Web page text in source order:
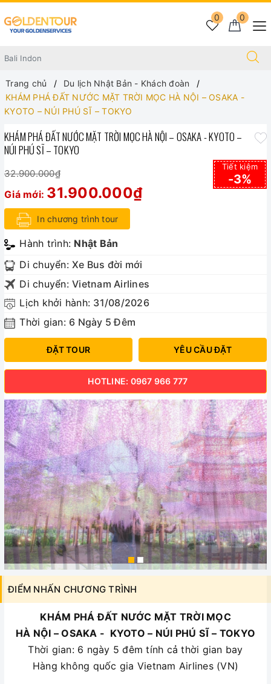
0
0
Trang chủ
Du lịch Nhật Bản - Khách đoàn
KHÁM PHÁ ĐẤT NƯỚC MẶT TRỜI MỌC HÀ NỘI – OSAKA -
KYOTO – NÚI PHÚ SĨ – TOKYO
ĐIỂM NHẤN CHƯƠNG TRÌNH
KHÁM PHÁ ĐẤT NƯỚC MẶT TRỜI MỌC
HÀ NỘI – OSAKA - KYOTO – NÚI PHÚ SĨ – TOKYO
Thời gian: 6 ngày 5 đêm tính cả thời gian bay
Hàng không quốc gia Vietnam Airlines (VN)
KHÁM PHÁ ĐẤT NƯỚC MẶT TRỜI MỌC HÀ NỘI – OSAKA - KYOTO –
NÚI PHÚ SĨ – TOKYO
32.900.000₫
Giá mới: 31.900.000₫
Tiết kiệm
-3%
In chương trình tour
Hành trình: Nhật Bản
Di chuyển: Xe Bus đời mới
Di chuyển: Vietnam Airlines
Lịch khởi hành: 31/08/2026
Thời gian: 6 Ngày 5 Đêm
ĐẶT TOUR YÊU CẦU ĐẶT
HOTLINE: 0967 966 777